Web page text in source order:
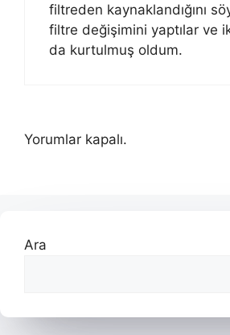
filtreden kaynaklandığını
filtre değişimini yaptılar ve
da kurtulmuş oldum.
Yorumlar kapalı.
Ara